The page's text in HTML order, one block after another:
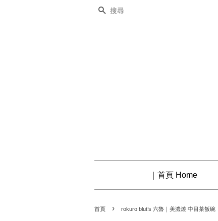
搜尋
｜首頁 Home
首頁 › rokuro blut’s 六魯｜美濃燒 中目茶飯碗